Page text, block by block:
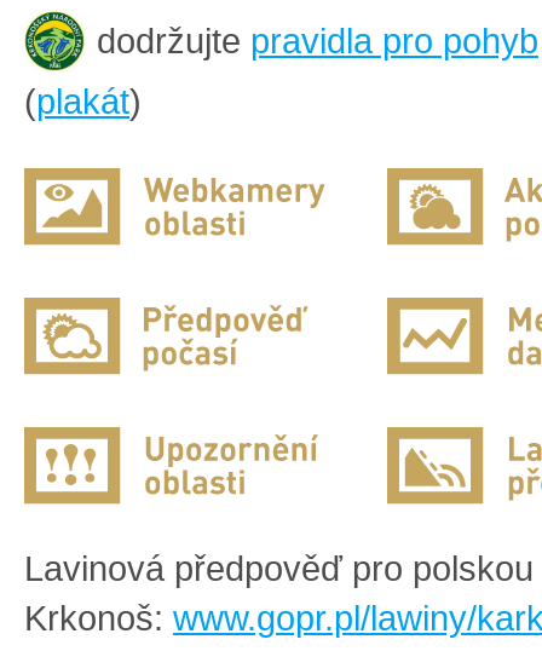
dodržujte pravidla pro pohyb
(plakát)
Lavinová předpověď pro
Krkonoš: www.gopr.pl/lawiny/